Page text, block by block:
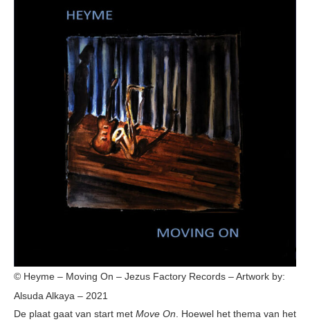
© Heyme – Moving On – Jezus Factory Records – Artwork by:
Alsuda Alkaya – 2021
De plaat gaat van start met Move On. Hoewel het thema van het